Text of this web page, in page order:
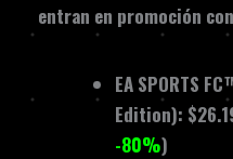
entran en promoción
EA SPORTS
Edition):
-80%)